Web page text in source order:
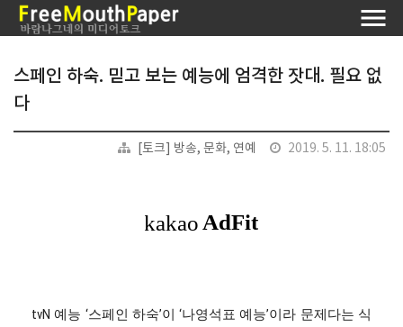
스페인 하숙. 믿고 보는 예능에 엄격한 잣대. 필요 없
다
[토크] 방송, 문화, 연예 2019. 5. 11. 18:05
tvN 예능 ‘스페인 하숙’이 ‘나영석표 예능’이라 문제다는 식